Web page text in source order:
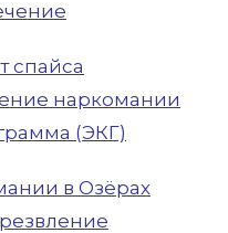
спайса
наркомании
(ЭКГ)
в Озёрах